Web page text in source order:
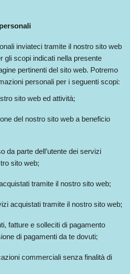
inviateci tramite il nostro sito web
gli scopi indicati nella presente
pertinenti del sito web. Potremo
personali per i seguenti scopi:
sito web ed attività;
del nostro sito web a beneficio
da parte dell’utente dei servizi
sito web;
tramite il nostro sito web;
acquistati tramite il nostro sito web;
fatture e solleciti di pagamento
di pagamenti da te dovuti;
commerciali senza finalità di